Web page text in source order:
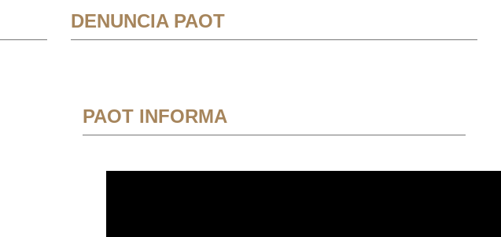
DENUNCIA PAOT
PAOT INFORMA